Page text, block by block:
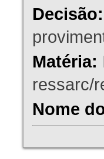
Decisão:
Matéria:
ressarc/
Nome